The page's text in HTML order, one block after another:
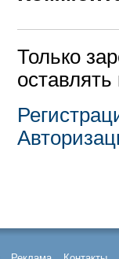
Только